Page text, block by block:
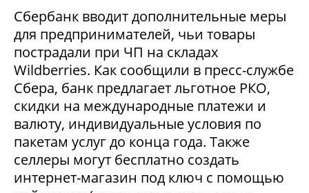
Сбербанк вводит дополнительные меры
для предпринимателей, чьи товары
пострадали при ЧП на складах
Wildberries. Как сообщили в пресс-службе
Сбера, банк предлагает льготное РКО,
скидки на международные платежи и
валюту, индивидуальные условия по
пакетам услуг до конца года. Также
селлеры могут бесплатно создать
интернет-магазин под ключ с помощью